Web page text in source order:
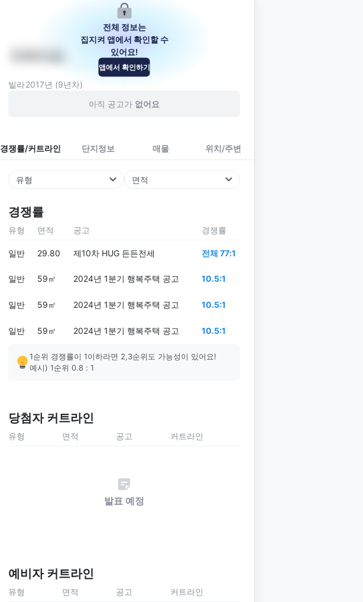
경기도 안양시 만안구 안양로455번길 44
빌라2017년 (9년차)
아직 공고가 없어요
경쟁률/커트라인 단지정보 매물 위치/주변
유형 면적
경쟁률
전체 정보는
집지켜 앱에서 확인할 수
있어요!
앱에서 확인하기
유형 면적 공고 경쟁률
일반 29.80 제10차 HUG 든든전세 전체 77:1
일반 59㎡ 2024년 1분기 행복주택 공고 10.5:1
일반 59㎡ 2024년 1분기 행복주택 공고 10.5:1
일반 59㎡ 2024년 1분기 행복주택 공고 10.5:1
1순위 경쟁률이 1이하라면 2,3순위도 가능성이 있어요!
예시) 1순위 0.8 : 1
당첨자 커트라인
유형 면적 공고 커트라인
발표 예정
예비자 커트라인
유형 면적 공고 커트라인